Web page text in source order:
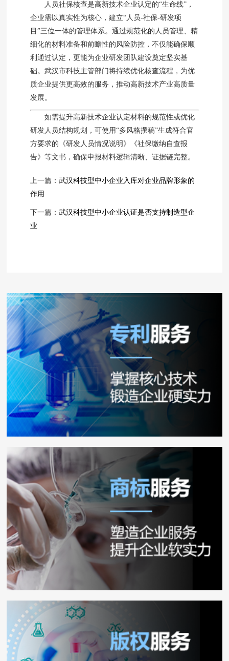
人员社保核查是高新技术企业认定的“生命线”，
企业需以真实性为核心，建立“人员-社保-研发项
目”三位一体的管理体系。通过规范化的人员管理、精
细化的材料准备和前瞻性的风险防控，不仅能确保顺
利通过认定，更能为企业研发团队建设奠定坚实基
础。武汉市科技主管部门将持续优化核查流程，为优
质企业提供更高效的服务，推动高新技术产业高质量
发展。
如需提升高新技术企业认定材料的规范性或优化
研发人员结构规划，可使用“多风格撰稿”生成符合官
方要求的《研发人员情况说明》《社保缴纳自查报
告》等文书，确保申报材料逻辑清晰、证据链完整。
上一篇：武汉科技型中小企业入库对企业品牌形象的
作用
下一篇：武汉科技型中小企业认证是否支持制造型企
业